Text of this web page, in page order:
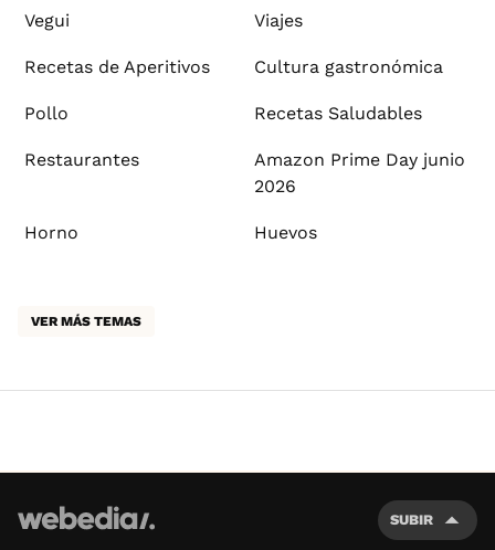
Vegui Viajes
Recetas de Aperitivos Cultura gastronómica
Pollo Recetas Saludables
Restaurantes
Amazon Prime Day junio
2026
Horno Huevos
VER MÁS TEMAS
SUBIR